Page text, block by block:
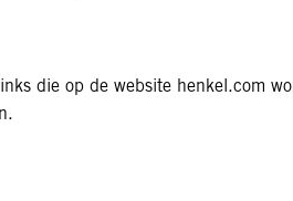
die op de website henkel.com